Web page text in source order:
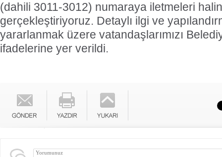
(dahili 3011-3012) numaraya iletmeleri
gerçekleştiriyoruz. Detaylı ilgi ve
yararlanmak üzere vatandaşlarımızı
ifadelerine yer verildi.